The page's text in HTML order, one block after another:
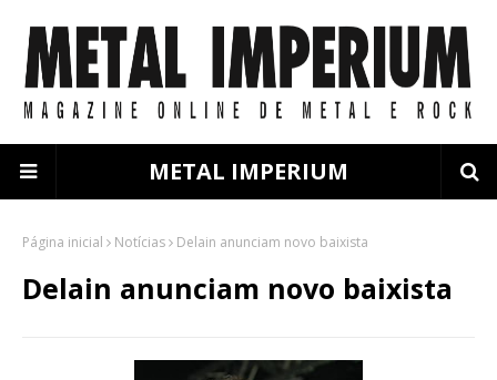
METAL IMPERIUM
Página inicial Notícias Delain anunciam novo baixista
Delain anunciam novo baixista